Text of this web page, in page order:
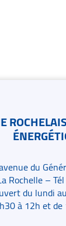
du
Rochelle –
du lundi
à 12h et